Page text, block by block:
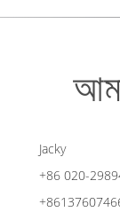
Jacky
+86 020-